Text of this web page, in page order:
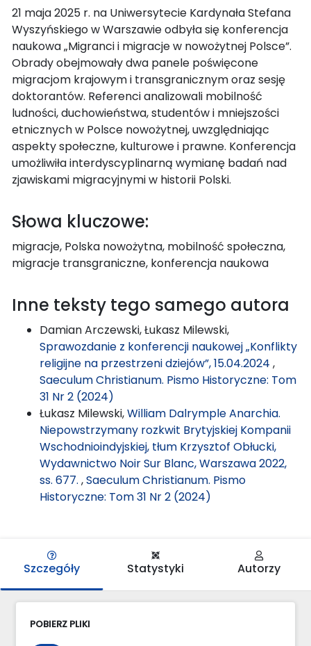
21 maja 2025 r. na Uniwersytecie Kardynała Stefana
Wyszyńskiego w Warszawie odbyła się konferencja
naukowa „Migranci i migracje w nowożytnej Polsce”.
Obrady obejmowały dwa panele poświęcone
migracjom krajowym i transgranicznym oraz sesję
doktorantów. Referenci analizowali mobilność
ludności, duchowieństwa, studentów i mniejszości
etnicznych w Polsce nowożytnej, uwzględniając
aspekty społeczne, kulturowe i prawne. Konferencja
umożliwiła interdyscyplinarną wymianę badań nad
zjawiskami migracyjnymi w historii Polski.
Słowa kluczowe:
migracje, Polska nowożytna, mobilność społeczna,
migracje transgraniczne, konferencja naukowa
Inne teksty tego samego autora
Damian Arczewski, Łukasz Milewski,
Sprawozdanie z konferencji naukowej „Konflikty
religijne na przestrzeni dziejów”, 15.04.2024 ,
Saeculum Christianum. Pismo Historyczne: Tom
31 Nr 2 (2024)
Łukasz Milewski,William Dalrymple Anarchia.
Niepowstrzymany rozkwit Brytyjskiej Kompanii
Wschodnioindyjskiej, tłum Krzysztof Obłucki,
Wydawnictwo Noir Sur Blanc, Warszawa 2022,
ss. 677. ,Saeculum Christianum. Pismo
Historyczne: Tom 31 Nr 2 (2024)
Szczegóły Statystyki Autorzy
POBIERZ PLIKI